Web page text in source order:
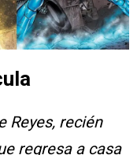
Reyes, recién
regresa a casa